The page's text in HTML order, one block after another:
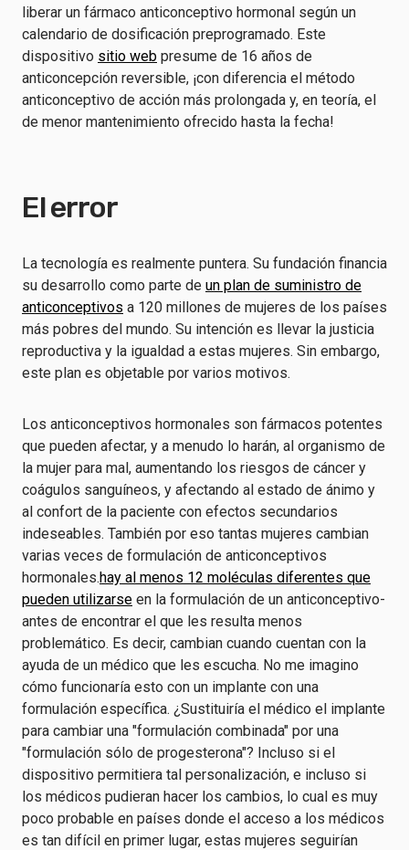
liberar un fármaco anticonceptivo hormonal según un
calendario de dosificación preprogramado. Este
dispositivo sitio web presume de 16 años de
anticoncepción reversible, ¡con diferencia el método
anticonceptivo de acción más prolongada y, en teoría, el
de menor mantenimiento ofrecido hasta la fecha!
El error
La tecnología es realmente puntera. Su fundación financia
su desarrollo como parte de un plan de suministro de
anticonceptivos a 120 millones de mujeres de los países
más pobres del mundo. Su intención es llevar la justicia
reproductiva y la igualdad a estas mujeres. Sin embargo,
este plan es objetable por varios motivos.
Los anticonceptivos hormonales son fármacos potentes
que pueden afectar, y a menudo lo harán, al organismo de
la mujer para mal, aumentando los riesgos de cáncer y
coágulos sanguíneos, y afectando al estado de ánimo y
al confort de la paciente con efectos secundarios
indeseables. También por eso tantas mujeres cambian
varias veces de formulación de anticonceptivos
hormonales.hay al menos 12 moléculas diferentes que
pueden utilizarse en la formulación de un anticonceptivo-
antes de encontrar el que les resulta menos
problemático. Es decir, cambian cuando cuentan con la
ayuda de un médico que les escucha. No me imagino
cómo funcionaría esto con un implante con una
formulación específica. ¿Sustituiría el médico el implante
para cambiar una "formulación combinada" por una
"formulación sólo de progesterona"? Incluso si el
dispositivo permitiera tal personalización, e incluso si
los médicos pudieran hacer los cambios, lo cual es muy
poco probable en países donde el acceso a los médicos
es tan difícil en primer lugar, estas mujeres seguirían